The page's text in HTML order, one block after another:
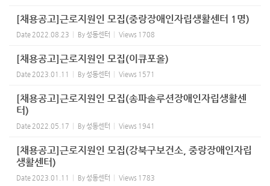
[채용공고]근로지원인 모집(중랑장애인자립생활센터 1명)
Date 2022.08.23 By성동센터 Views 1708
[채용공고]근로지원인 모집(이큐포올)
Date 2023.01.11 By성동센터 Views 1571
[채용공고]근로지원인 모집(송파솔루션장애인자립생활센
터)
Date 2022.05.17 By성동센터 Views 1941
[채용공고]근로지원인 모집(강북구보건소, 중랑장애인자립
생활센터)
Date 2023.01.11 By성동센터 Views 1783